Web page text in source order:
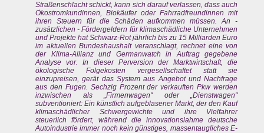
Straßenschlacht schickt, kann sich darauf verlassen, dass auch
Ökostromkundinnen, Biokäufer oder Fahrradfreundinnen mit
ihren Steuern für die Schäden aufkommen müssen. An -
zusätzlichen - Fördergeldern für klimaschädliche Unternehmen
und Projekte hat Schwarz-Rot jährlich bis zu 15 Milliarden Euro
im aktuellen Bundeshaushalt veranschlagt, rechnet eine von
der Klima-Allianz und Germanwatch in Auftrag gegebene
Analyse vor. In dieser Perversion der Marktwirtschaft, die
ökologische Folgekosten vergesellschaftet statt sie
einzupreisen, gerät das System aus Angebot und Nachfrage
aus den Fugen. Sechzig Prozent der verkauften Pkw werden
inzwischen als „Firmenwagen" oder „Dienstwagen"
subventioniert: Ein künstlich aufgeblasener Markt, der den Kauf
klimaschädlicher Schwergewichte und ihre Vielfahrer
steuerlich fördert, während die innovationslahme deutsche
Autoindustrie immer noch kein günstiges, massentaugliches E-